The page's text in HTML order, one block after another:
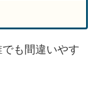
も間違いやす